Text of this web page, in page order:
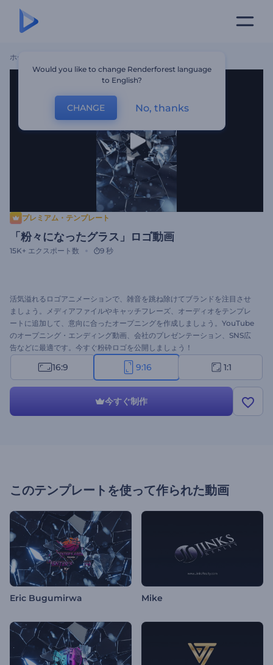
ホーム
プレミアム・テンプレート
「粉々になったグラス」ロゴ動画
15K+ エクスポート数 9 秒
活気溢れるロゴアニメーションで、雑音を跳ね除けてブランドを注目させ
ましょう。メディアファイルやキャッチフレーズ、オーディオをテンプレ
ートに追加して、意向に合ったオープニングを作成しましょう。YouTube
のオープニング・エンディング動画、会社のプレゼンテーション、SNS広
告などに最適です。今すぐ粉砕ロゴを公開しましょう！
16:9 9:16 1:1
今すぐ制作
このテンプレートを使って作られた動画
Eric Bugumirwa Mike
Would you like to change Renderforest language
to English?
CHANGE No, thanks